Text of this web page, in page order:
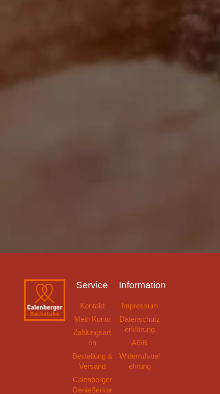
Service
Kontakt
Mein Konto
Zahlungsart
en
Bestellung &
Versand
Calenberger
Genießerkar
Information
Impressum
Datenschutz
erklärung
AGB
Widerrufsbel
ehrung